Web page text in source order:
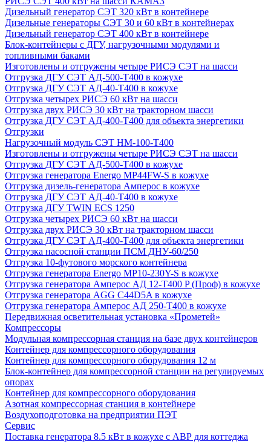
Дизельный генератор СЭТ 320 кВт в контейнере
Дизельные генераторы СЭТ 30 и 60 кВт в контейнерах
Дизельный генератор СЭТ 400 кВт в контейнере
Блок-контейнеры с ДГУ, нагрузочными модулями и
топливными баками
Изготовлены и отгружены четыре РИСЭ СЭТ на шасси
Отгрузка ДГУ СЭТ АД-500-Т400 в кожухе
Отгрузка ДГУ СЭТ АД-40-Т400 в кожухе
Отгрузка четырех РИСЭ 60 кВт на шасси
Отгрузка двух РИСЭ 30 кВт на тракторном шасси
Отгрузка ДГУ СЭТ АД-400-Т400 для объекта энергетики
Отгрузки
Нагрузочный модуль СЭТ НМ-100-Т400
Изготовлены и отгружены четыре РИСЭ СЭТ на шасси
Отгрузка ДГУ СЭТ АД-500-Т400 в кожухе
Отгрузка генератора Energo MP44FW-S в кожухе
Отгрузка дизель-генератора Амперос в кожухе
Отгрузка ДГУ СЭТ АД-40-Т400 в кожухе
Отгрузка ДГУ TWIN ECS 1250
Отгрузка четырех РИСЭ 60 кВт на шасси
Отгрузка двух РИСЭ 30 кВт на тракторном шасси
Отгрузка ДГУ СЭТ АД-400-Т400 для объекта энергетики
Отгрузка насосной станции ПСМ ДНУ-60/250
Отгрузка 10-футового морского контейнера
Отгрузка генератора Energo MP10-230Y-S в кожухе
Отгрузка генератора Амперос АД 12-Т400 P (Проф) в кожухе
Отгрузка генератора AGG C44D5A в кожухе
Отгрузка генератора Амперос АД 250-Т400 в кожухе
Передвижная осветительная установка «Прометей»
Компрессоры
Модульная компрессорная станция на базе двух контейнеров
Контейнер для компрессорного оборудования
Контейнер для компрессорного оборудования 12 м
Блок-контейнер для компрессорной станции на регулируемых
опорах
Контейнер для компрессорного оборудования
Азотная компрессорная станция в контейнере
Воздухоподготовка на предприятии ПЭТ
Сервис
Поставка генератора 8.5 кВт в кожухе с АВР для коттеджа